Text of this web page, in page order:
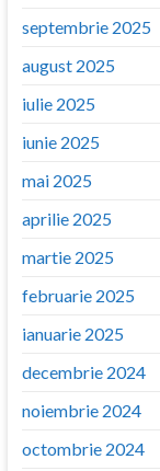
septembrie 2025
august 2025
iulie 2025
iunie 2025
mai 2025
aprilie 2025
martie 2025
februarie 2025
ianuarie 2025
decembrie 2024
noiembrie 2024
octombrie 2024